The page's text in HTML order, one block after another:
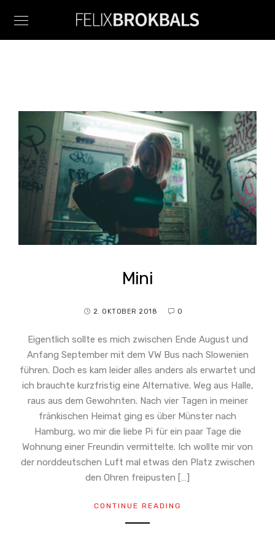
Mini
2. OKTOBER 2018 0
Eigentlich sollte es mich zwischen Ende August und
Anfang September mit dem VW Bus nach Slowenien
führen. Doch es kam leider alles anders als erwartet und
ich brauchte kurzfristig eine Alternative. Weg aus Halle,
raus aus dem Gewohnten. Nach vier Tagen in meiner
fränkischen Heimat ging es über Münster nach
Hamburg, wo mir die liebe Pi für ein paar Tage die
Wohnung einer Freundin vermittelte. Ich wollte mir von
der norddeutschen Luft mal etwas den Platz zwischen
den Ohren freipusten […]
CONTINUE READING